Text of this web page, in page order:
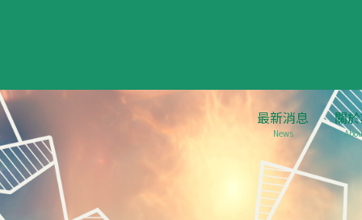
最新消息
News
關